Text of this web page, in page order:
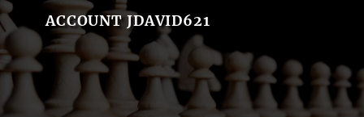
ACCOUNT JDAVID621